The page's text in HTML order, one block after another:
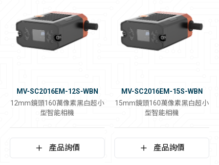
MV-SC2016EM-12S-WBN
12mm鏡頭160萬像素黑白超小
型智能相機
產品詢價
MV-SC2016EM-15S-WBN
15mm鏡頭160萬像素黑白超小
型智能相機
產品詢價